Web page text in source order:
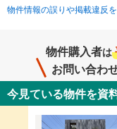
物件情報の誤りや掲載違反
物件購入者は
お問い合わ
今見ている物件を資